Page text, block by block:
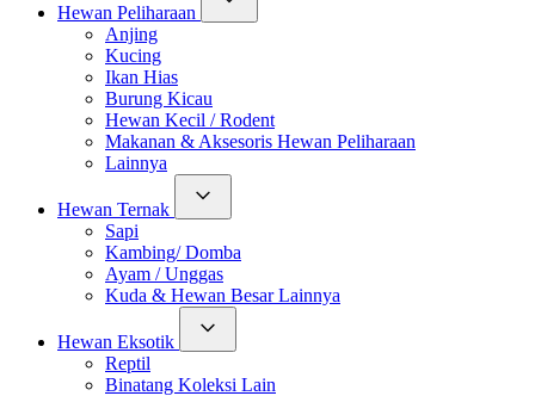
Hewan Peliharaan
Anjing
Kucing
Ikan Hias
Burung Kicau
Hewan Kecil / Rodent
Makanan & Aksesoris Hewan Peliharaan
Lainnya
Hewan Ternak
Sapi
Kambing/ Domba
Ayam / Unggas
Kuda & Hewan Besar Lainnya
Hewan Eksotik
Reptil
Binatang Koleksi Lain